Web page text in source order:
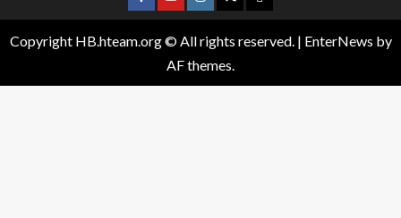
Copyright HB.hteam.org © All rights reserved. | EnterNews by
AF themes.